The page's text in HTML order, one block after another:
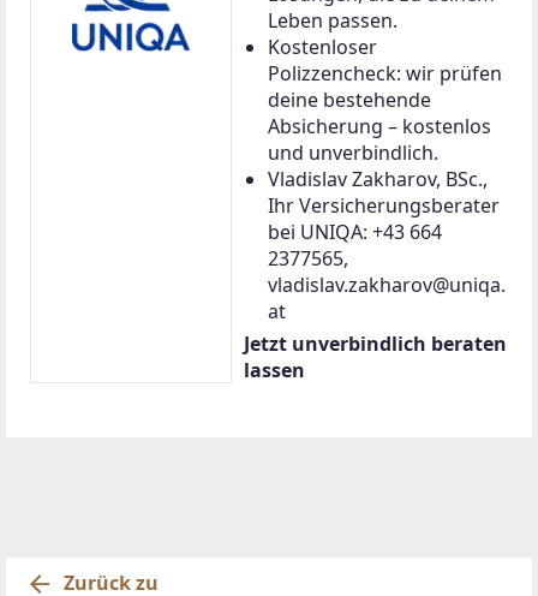
Leben passen.
Kostenloser
Polizzencheck: wir prüfen
deine bestehende
Absicherung – kostenlos
und unverbindlich.
Vladislav Zakharov, BSc.,
Ihr Versicherungsberater
bei UNIQA: +43 664
2377565,
vladislav.zakharov@uniqa.
at
Jetzt unverbindlich beraten
lassen
Zurück zu